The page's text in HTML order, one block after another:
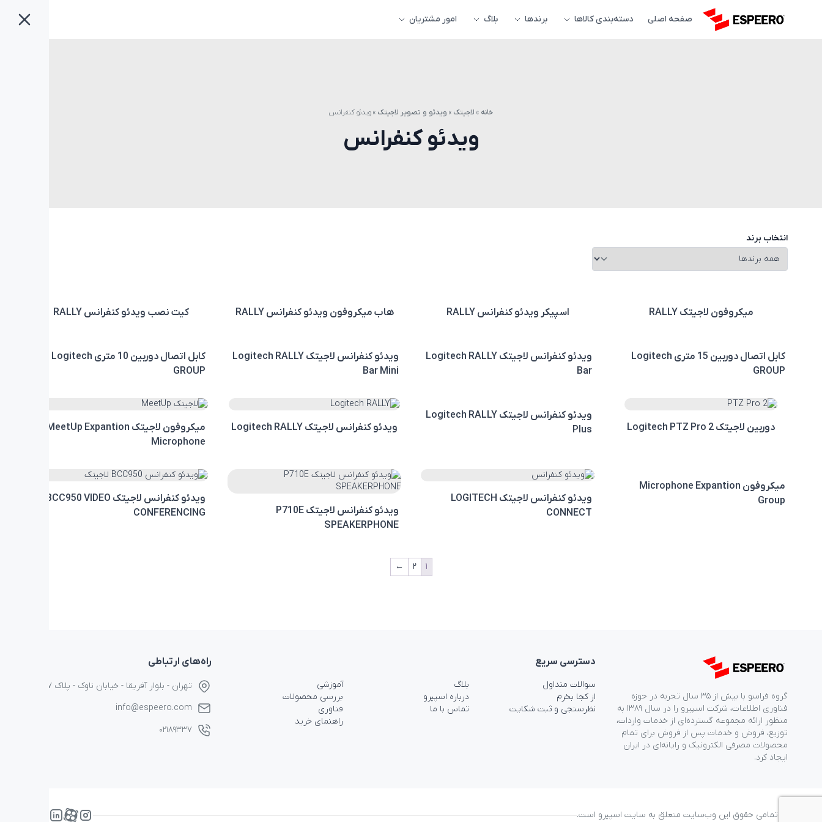
صفحه اصلی دسته‌بندی کالاها برندها بلاگ امور مشتریان
خانه » لاجیتک » ویدئو و تصویر لاجیتک »ویدئو کنفرانس
ویدئو کنفرانس
انتخاب برند
میکروفون لاجیتک RALLY اسپیکر ویدئو کنفرانس RALLY هاب میکروفون ویدئو کنفرانس RALLY کیت نصب ویدئو کنفرانس RALLY
کابل اتصال دوربین 15 متری Logitech
GROUP
ویدئو کنفرانس لاجیتک Logitech RALLY
Bar
ویدئو کنفرانس لاجیتک Logitech RALLY
Bar Mini
کابل اتصال دوربین 10 متری Logitech
GROUP
دوربین لاجیتک Logitech PTZ Pro 2
ویدئو کنفرانس لاجیتک Logitech RALLY
Plus
ویدئو کنفرانس لاجیتک Logitech RALLY
میکروفون لاجیتک MeetUp Expantion
Microphone
میکروفون Microphone Expantion
Group
ویدئو کنفرانس لاجیتک LOGITECH
CONNECT
ویدئو کنفرانس لاجیتک P710E
SPEAKERPHONE
ویدئو کنفرانس لاجیتک BCC950 VIDEO
CONFERENCING
۱ ۲ ←
گروه فراسو با بیش از ۳۵ سال تجربه در حوزه
فناوری اطلاعات، شرکت اسپیرو را در سال ۱۳۸۹ به
منظور ارائه مجموعه گسترده‌ای از خدمات واردات،
توزیع، فروش و خدمات پس از فروش برای تمام
محصولات مصرفی الکترونیک و رایانه‌ای در ایران
ایجاد کرد.
دسترسی‌ سریع
سوالات متداول
از کجا بخرم
نظرسنجی و ثبت شکایت
بلاگ
درباره اسپیرو
تماس با ما
آموزشی
بررسی محصولات
فناوری
راهنمای خرید
راه‌های ارتباطی
تهران - بلوار آفریقا - خیابان ناوک - پلاک ۱۷
info@espeero.com
۰۲۱۸۹۳۳۷
© تمامی حقوق این وب‌سایت متعلق به سایت اسپیرو است.